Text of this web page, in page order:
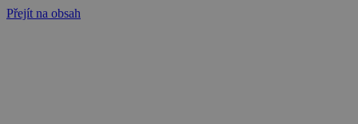
Přejít na obsah